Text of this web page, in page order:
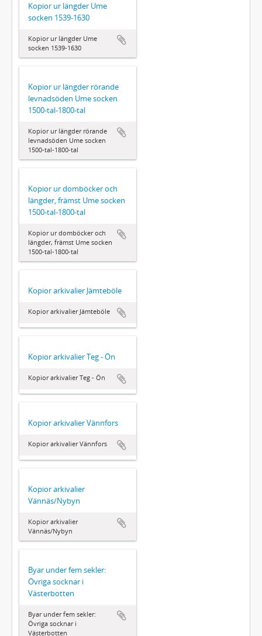
Kopior ur längder Ume
socken 1539-1630
Kopior ur längder Ume
socken 1539-1630
Kopior ur längder rörande
levnadsöden Ume socken
1500-tal-1800-tal
Kopior ur längder rörande
levnadsöden Ume socken
1500-tal-1800-tal
Kopior ur domböcker och
längder, främst Ume socken
1500-tal-1800-tal
Kopior ur domböcker och
längder, främst Ume socken
1500-tal-1800-tal
Kopior arkivalier Jämteböle
Kopior arkivalier Jämteböle
Kopior arkivalier Teg - Ön
Kopior arkivalier Teg - Ön
Kopior arkivalier Vännfors
Kopior arkivalier Vännfors
Kopior arkivalier
Vännäs/Nybyn
Kopior arkivalier
Vännäs/Nybyn
Byar under fem sekler:
Övriga socknar i
Västerbotten
Byar under fem sekler:
Övriga socknar i
Västerbotten